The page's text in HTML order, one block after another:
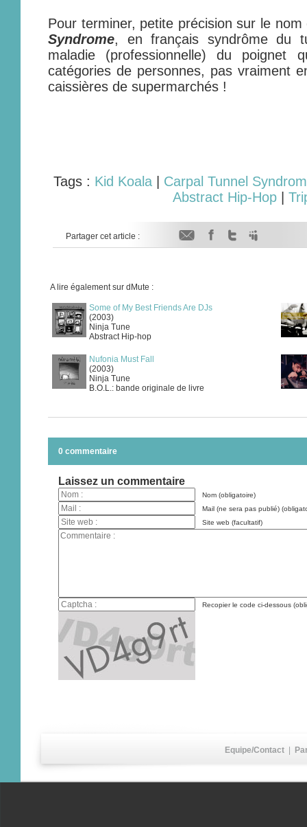
Pour terminer, petite précision sur le nom
Syndrome, en français syndrôme du
maladie (professionnelle) du poignet
catégories de personnes, pas vraiment
caissières de supermarchés !
Tags : Kid Koala
Carpal Tunnel
Abstract Hip-Hop|
Partager cet article :
A lire également sur dMute :
Some of My Best Friends Are DJs
(2003)
Ninja Tune
Abstract Hip-hop
Nufonia Must Fall
(2003)
Ninja Tune
B.O.L.: bande originale de livre
0 commentaire
Laissez un commentaire
Nom (obligatoire)
Mail (ne sera pas publié)
Site web (facultatif)
Recopier le code ci-dessous
Equipe/Contact